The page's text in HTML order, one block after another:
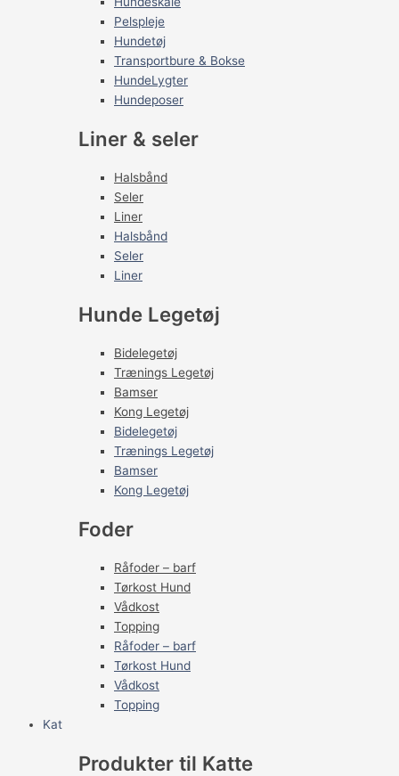
Pelspleje
Hundetøj
Transportbure & Bokse
HundeLygter
Hundeposer
Liner & seler
Halsbånd
Seler
Liner
Halsbånd
Seler
Liner
Hunde Legetøj
Bidelegetøj
Trænings Legetøj
Bamser
Kong Legetøj
Bidelegetøj
Trænings Legetøj
Bamser
Kong Legetøj
Foder
Råfoder – barf
Tørkost Hund
Vådkost
Topping
Råfoder – barf
Tørkost Hund
Vådkost
Topping
Kat
Produkter til Katte